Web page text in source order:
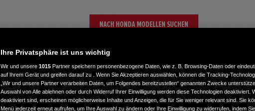
NACH HONDA MODELLEN SUCHEN
ERSTZULASSUNG
ab 2000
bis
360.000
LEISTUNG
Ihre Privatsphäre ist uns wichtig
Wir und unsere 1015 Partner speichern personenbezogene Daten, wie z. B. Browsing-Daten oder
auf Ihrem Gerät und greifen darauf zu . Wenn Sie Akzeptieren auswählen, können die Tracking-
„Wir und unsere Partner verarbeiten Daten, um Folgendes bereitzustellen“ genannten Zwecke
Auswahl von Alle ablehnen oder durch Widerruf Ihrer Einwilligung werden diese Technologien deaktiviert.
deaktiviert sind, erscheinen möglicherweise Inhalte und Anzeigen, die für Sie weniger relevant sind. Sie
Menü jederzeit erneut aufrufen, um Ihre Auswahl zu ändern oder Ihre Einwilligung zu widerrufen, indem